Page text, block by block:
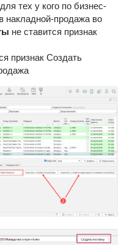
тех у кого по бизнес-
накладной-продажа во
не ставится признак
признак Создать